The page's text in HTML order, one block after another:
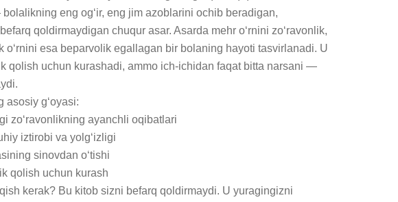
eng og‘ir, eng jim azoblarini ochib beradigan,
qoldirmaydigan chuqur asar. Asarda mehr o‘rnini zo‘ravonlik,
o‘rnini esa beparvolik egallagan bir bolaning hayoti tasvirlanadi. U
qolish uchun kurashadi, ammo ich-ichidan faqat bitta narsani —
asosiy g‘oyasi:
zo‘ravonlikning ayanchli oqibatlari
iztirobi va yolg‘izligi
sinovdan o‘tishi
qolish uchun kurash
kerak? Bu kitob sizni befarq qoldirmaydi. U yuragingizni